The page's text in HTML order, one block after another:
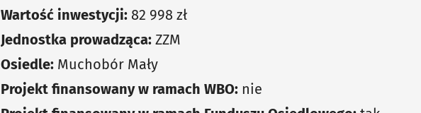
Wartość inwestycji: 82 998 zł
Jednostka prowadząca: ZZM
Osiedle: Muchobór Mały
Projekt finansowany w ramach WBO: nie